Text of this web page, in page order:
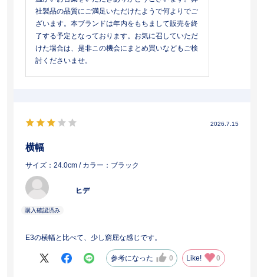
社製品の品質にご満足いただけたようで何よりでご
ざいます。本ブランドは年内をもちまして販売を終
了する予定となっております。お気に召していただ
けた場合は、是非この機会にまとめ買いなどもご検
討くださいませ。
2026.7.15
横幅
サイズ：24.0cm / カラー：ブラック
ヒデ
E3の横幅と比べて、少し窮屈な感じです。
参考になった 0 Like! 0